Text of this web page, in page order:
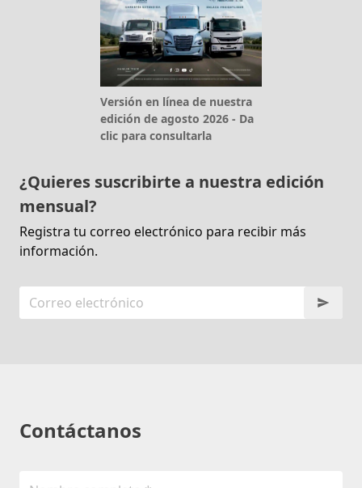
Versión en línea de nuestra
edición de agosto 2026 - Da
clic para consultarla
¿Quieres suscribirte a nuestra edición
mensual?
Registra tu correo electrónico para recibir más
información.
Contáctanos